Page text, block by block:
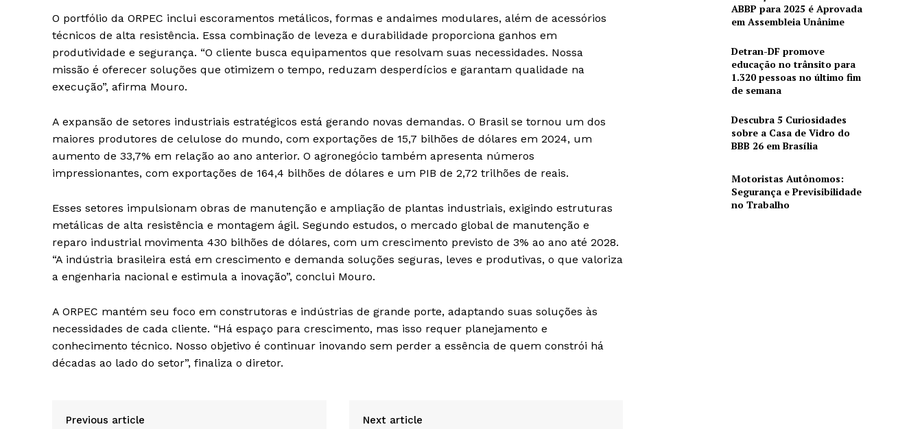
O portfólio da ORPEC inclui escoramentos metálicos, formas e andaimes modulares, além de acessórios
técnicos de alta resistência. Essa combinação de leveza e durabilidade proporciona ganhos em
produtividade e segurança. “O cliente busca equipamentos que resolvam suas necessidades. Nossa
missão é oferecer soluções que otimizem o tempo, reduzam desperdícios e garantam qualidade na
execução”, afirma Mouro.
A expansão de setores industriais estratégicos está gerando novas demandas. O Brasil se tornou um dos
maiores produtores de celulose do mundo, com exportações de 15,7 bilhões de dólares em 2024, um
aumento de 33,7% em relação ao ano anterior. O agronegócio também apresenta números
impressionantes, com exportações de 164,4 bilhões de dólares e um PIB de 2,72 trilhões de reais.
Esses setores impulsionam obras de manutenção e ampliação de plantas industriais, exigindo estruturas
metálicas de alta resistência e montagem ágil. Segundo estudos, o mercado global de manutenção e
reparo industrial movimenta 430 bilhões de dólares, com um crescimento previsto de 3% ao ano até 2028.
“A indústria brasileira está em crescimento e demanda soluções seguras, leves e produtivas, o que valoriza
a engenharia nacional e estimula a inovação”, conclui Mouro.
A ORPEC mantém seu foco em construtoras e indústrias de grande porte, adaptando suas soluções às
necessidades de cada cliente. “Há espaço para crescimento, mas isso requer planejamento e
conhecimento técnico. Nosso objetivo é continuar inovando sem perder a essência de quem constrói há
décadas ao lado do setor”, finaliza o diretor.
Previous article Next article
ABBP para 2025 é Aprovada
em Assembleia Unânime
Detran-DF promove
educação no trânsito para
1.320 pessoas no último fim
de semana
Descubra 5 Curiosidades
sobre a Casa de Vidro do
BBB 26 em Brasília
Motoristas Autônomos:
Segurança e Previsibilidade
no Trabalho